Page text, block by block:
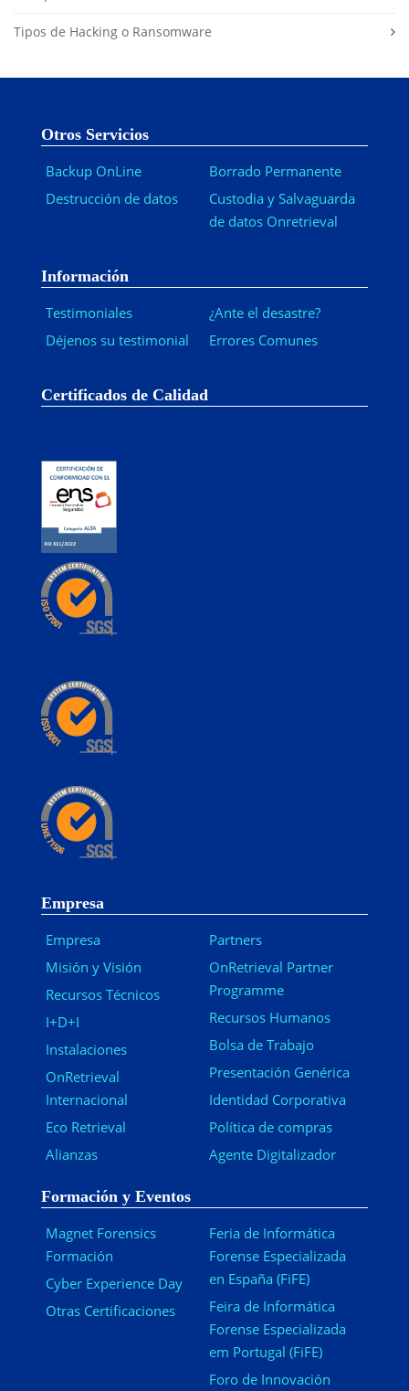
Tipos de Hacking o Ransomware
Otros Servicios
Backup OnLine
Destrucción de datos
Borrado Permanente
Custodia y Salvaguarda
de datos Onretrieval
Información
Testimoniales
Déjenos su testimonial
¿Ante el desastre?
Errores Comunes
Certificados de Calidad
Empresa
Empresa
Misión y Visión
Recursos Técnicos
I+D+I
Instalaciones
OnRetrieval
Internacional
Eco Retrieval
Alianzas
Partners
OnRetrieval Partner
Programme
Recursos Humanos
Bolsa de Trabajo
Presentación Genérica
Identidad Corporativa
Política de compras
Agente Digitalizador
Formación y Eventos
Magnet Forensics
Formación
Cyber Experience Day
Otras Certificaciones
Feria de Informática
Forense Especializada
en España (FiFE)
Feira de Informática
Forense Especializada
em Portugal (FiFE)
Foro de Innovación